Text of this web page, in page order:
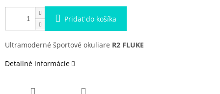
Pridať do košíka
Ultramoderné športové okuliare R2 FLUKE
Detailné informácie